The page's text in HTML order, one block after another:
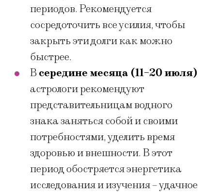
периодов. Рекомендуется
сосредоточить все усилия, чтобы
закрыть эти долги как можно
быстрее.
В середине месяца (11-20 июля)
астрологи рекомендуют
представительницам водного
знака заняться собой и своими
потребностями, уделить время
здоровью и внешности. В этот
период обостряется энергетика
исследования и изучения – удачное